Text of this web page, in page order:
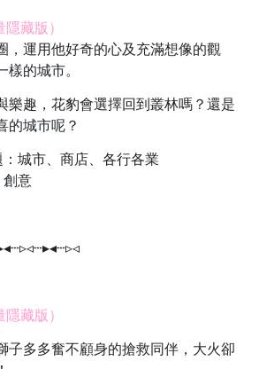
藏版）
，運用他好奇的心及充滿想像的觀
的城市。
樂趣，花豹會選擇回到叢林嗎？還是
的城市呢？
城市、商店、各行各業
創意
藏版）
子多多奮不顧身的搶救同伴，大火卻